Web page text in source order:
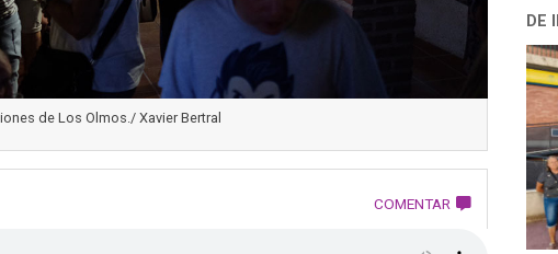
de Los Olmos./ Xavier Bertral
COMENTAR
DE